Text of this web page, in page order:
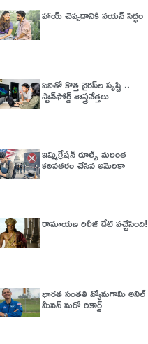
హాయ్ చెప్పడానికి నయన్ సిద్ధం
ఏఐతో కొత్త వైరస్‌ల సృష్టి ..
స్టాన్‌ఫోర్డ్‌ శాస్త్రవేత్తలు
ఇమ్మిగ్రేషన్‌ రూల్స్‌ మరింత
కఠినతరం చేసిన అమెరికా
రామాయణ రిలీజ్ డేట్ వచ్చేసింది!
భారత సంతతి వ్యోమగామి అనిల్‌
మీనన్‌ మరో రికార్డ్‌